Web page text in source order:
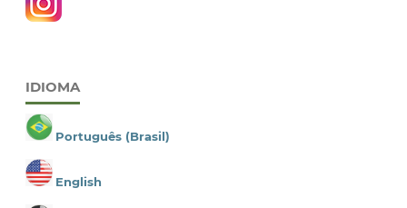
IDIOMA
Português (Brasil)
English